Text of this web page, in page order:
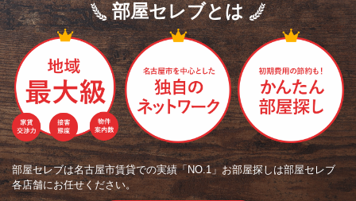
部屋セレブとは
部屋セレブは名古屋市賃貸での実績「NO.1」お部屋探しは部屋セレブ
各店舗にお任せください。